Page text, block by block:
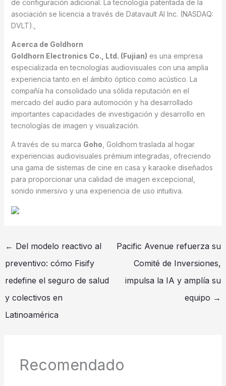
de configuración adicional. La tecnología patentada de la
asociación se licencia a través de Datavault AI Inc. (NASDAQ:
DVLT).,
Acerca de Goldhorn
Goldhorn Electronics Co., Ltd. (Fujian) es una empresa
especializada en tecnologías audiovisuales con una amplia
experiencia tanto en el ámbito óptico como acústico. La
compañía ha consolidado una sólida reputación en el
mercado del audio para automoción y ha desarrollado
importantes capacidades de investigación y desarrollo en
tecnologías de imagen y visualización.
A través de su marca Goho , Goldhorn traslada al hogar
experiencias audiovisuales prémium integradas, ofreciendo
una gama de sistemas de cine en casa y karaoke diseñados
para proporcionar una calidad de imagen excepcional,
sonido inmersivo y una experiencia de uso intuitiva.
← Del modelo reactivo al
preventivo: cómo Fisify
redefine el seguro de salud
y colectivos en
Latinoamérica
Pacific Avenue refuerza su
Comité de Inversiones,
impulsa la IA y amplía su
equipo →
Recomendado